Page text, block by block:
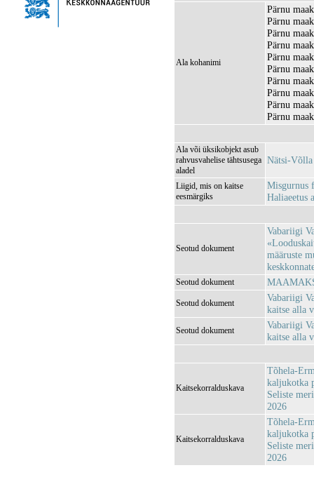
Ala kohanimi
Pärnu
Pärnu
Pärnu
Pärnu
Pärnu
Pärnu
Pärnu
Pärnu
Pärnu
Pärnu
Ala või üksikobjekt asub
rahvusvahelise tähtsusega
aladel
Nätsi-
Liigid, mis on kaitse
eesmärgiks
Misgurnus
Haliaeetus
Seotud dokument
Vabariigi
määruste
Seotud dokument
Seotud dokument
Vabariigi
kaitse alla
Seotud dokument
Vabariigi
kaitse alla
Kaitsekorralduskava
Tõhela-
kaljukotka
Seliste
2026
Kaitsekorralduskava
Tõhela-
kaljukotka
Seliste
2026